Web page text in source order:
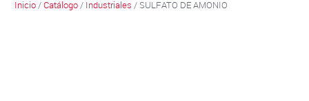
Inicio/Catálogo/ Industriales / SULFATO DE AMONIO